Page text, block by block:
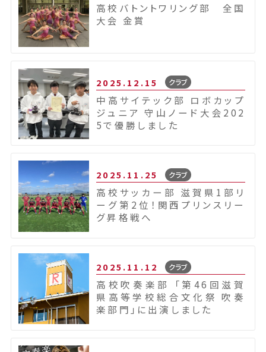
高校バトントワリング部 全国
大会 金賞
2025.12.15 クラブ
中高サイテック部 ロボカップ
ジュニア 守山ノード大会202
5で優勝しました
2025.11.25 クラブ
高校サッカー部 滋賀県1部リ
ーグ第2位！関西プリンスリー
グ昇格戦へ
2025.11.12 クラブ
高校吹奏楽部 「第46回滋賀
県高等学校総合文化祭 吹奏
楽部門」に出演しました